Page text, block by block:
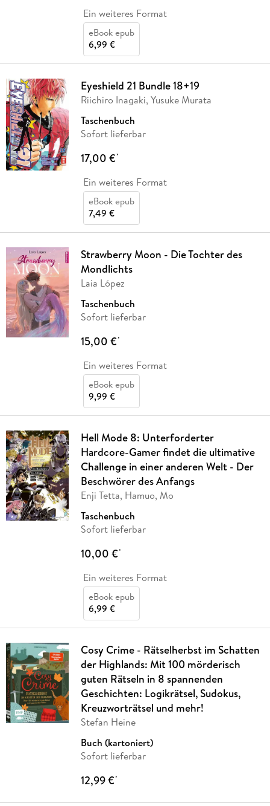
Ein weiteres Format
eBook epub
6,99 €
Eyeshield 21 Bundle 18+19
Riichiro Inagaki, Yusuke Murata
Taschenbuch
Sofort lieferbar
17,00 €*
Ein weiteres Format
eBook epub
7,49 €
Strawberry Moon - Die Tochter des
Mondlichts
Laia López
Taschenbuch
Sofort lieferbar
15,00 €*
Ein weiteres Format
eBook epub
9,99 €
Hell Mode 8: Unterforderter
Hardcore-Gamer findet die ultimative
Challenge in einer anderen Welt - Der
Beschwörer des Anfangs
Enji Tetta, Hamuo, Mo
Taschenbuch
Sofort lieferbar
10,00 €*
Ein weiteres Format
eBook epub
6,99 €
Cosy Crime - Rätselherbst im Schatten
der Highlands: Mit 100 mörderisch
guten Rätseln in 8 spannenden
Geschichten: Logikrätsel, Sudokus,
Kreuzworträtsel und mehr!
Stefan Heine
Buch (kartoniert)
Sofort lieferbar
12,99 €*